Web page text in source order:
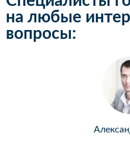
на любые
вопросы: